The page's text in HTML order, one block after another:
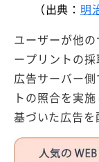
（出典： 明
ユーザーが他
ープリントの採
広告サーバー
トの照合を実
基づいた広告を